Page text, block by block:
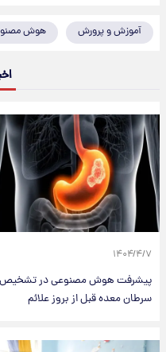
آموزش و پرورش هوش
۱۴۰۴/۴/۷
پیشرفت هوش مصنوعی در تشخیص
سرطان معده قبل از بروز علائم